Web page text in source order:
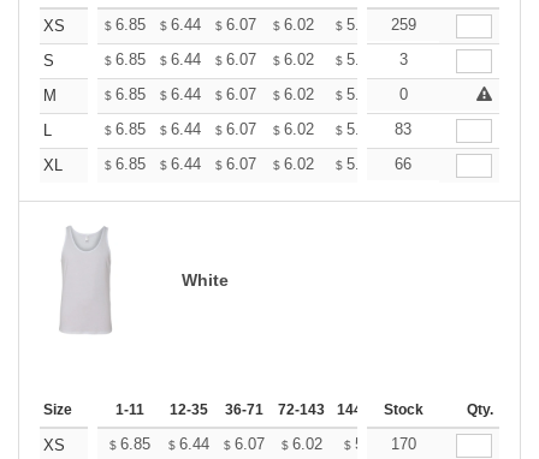
XS $ 6.85 $ 6.44 $ 6.07 $ 6.02 $ 5.92 $5.86
259
S
$ 6.85 $ 6.44 $ 6.07 $ 6.02 $ 5.92 $
3
M
$ 6.85 $ 6.44 $ 6.07 $ 6.02 $ 5.92 $ +
0
L
$ 6.85 $ 6.44 $ 6.07 $ 6.02 $ 5.92 $5.86
83
XL
$ 6.85 $ 6.44 $ 6.07 $ 6.02 $ 5.92 $5.86
66
White
Size 1-11 12-35 36-71 72-143 144-287 288 + More
Stock Qty.
XS $ 6.85 $ 6.44 $ 6.07 $ 6.02 $ 5.92 $
170